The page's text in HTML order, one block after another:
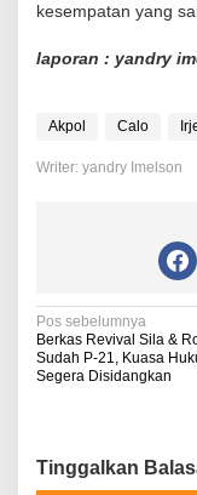
kesempatan yang
laporan : yandry
Akpol Calo
Writer: yandry Imelson
N
a
g
Pos sebelumnya
Berkas Revival Sila &
Sudah P-21, Kuasa
Segera Disidangkan
Tinggalkan